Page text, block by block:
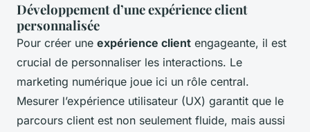
Développement d’une expérience client
personnalisée
Pour créer une expérience client engageante, il est
crucial de personnaliser les interactions. Le
marketing numérique joue ici un rôle central.
Mesurer l’expérience utilisateur (UX) garantit que le
parcours client est non seulement fluide, mais aussi